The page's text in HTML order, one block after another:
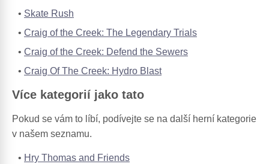
Skate Rush
Craig of the Creek: The Legendary Trials
Craig of the Creek: Defend the Sewers
Craig Of The Creek: Hydro Blast
Více kategorií jako tato
Pokud se vám to líbí, podívejte se na další herní kategorie
v našem seznamu.
Hry Thomas and Friends